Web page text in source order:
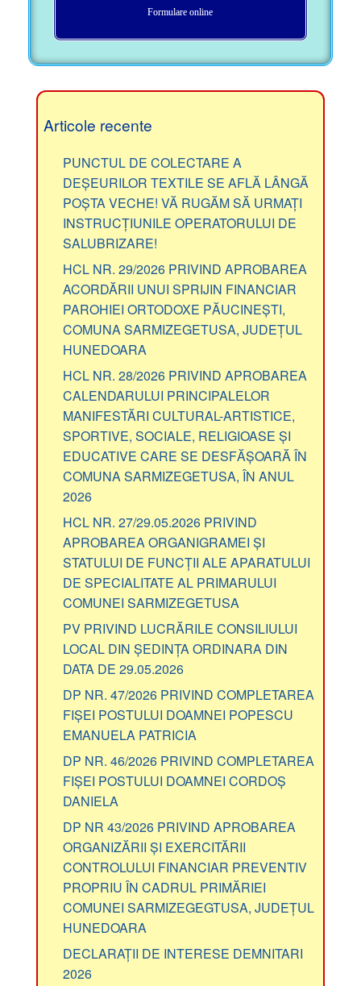
Formulare online
Articole recente
PUNCTUL DE COLECTARE A
DEȘEURILOR TEXTILE SE AFLĂ LÂNGĂ
POȘTA VECHE! VĂ RUGĂM SĂ URMAȚI
INSTRUCȚIUNILE OPERATORULUI DE
SALUBRIZARE!
HCL NR. 29/2026 PRIVIND APROBAREA
ACORDĂRII UNUI SPRIJIN FINANCIAR
PAROHIEI ORTODOXE PĂUCINEȘTI,
COMUNA SARMIZEGETUSA, JUDEȚUL
HUNEDOARA
HCL NR. 28/2026 PRIVIND APROBAREA
CALENDARULUI PRINCIPALELOR
MANIFESTĂRI CULTURAL-ARTISTICE,
SPORTIVE, SOCIALE, RELIGIOASE ȘI
EDUCATIVE CARE SE DESFĂȘOARĂ ÎN
COMUNA SARMIZEGETUSA, ÎN ANUL
2026
HCL NR. 27/29.05.2026 PRIVIND
APROBAREA ORGANIGRAMEI ȘI
STATULUI DE FUNCȚII ALE APARATULUI
DE SPECIALITATE AL PRIMARULUI
COMUNEI SARMIZEGETUSA
PV PRIVIND LUCRĂRILE CONSILIULUI
LOCAL DIN ȘEDINȚA ORDINARA DIN
DATA DE 29.05.2026
DP NR. 47/2026 PRIVIND COMPLETAREA
FIȘEI POSTULUI DOAMNEI POPESCU
EMANUELA PATRICIA
DP NR. 46/2026 PRIVIND COMPLETAREA
FIȘEI POSTULUI DOAMNEI CORDOȘ
DANIELA
DP NR 43/2026 PRIVIND APROBAREA
ORGANIZĂRII ȘI EXERCITĂRII
CONTROLULUI FINANCIAR PREVENTIV
PROPRIU ÎN CADRUL PRIMĂRIEI
COMUNEI SARMIZEGEGTUSA, JUDEȚUL
HUNEDOARA
DECLARAȚII DE INTERESE DEMNITARI
2026